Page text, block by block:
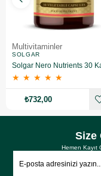
Multivitaminler
SOLGAR
Solgar Nero Nutrients 30
★ ★ ★ ★ ★
₺732,00
Size
Hemen Kayıt